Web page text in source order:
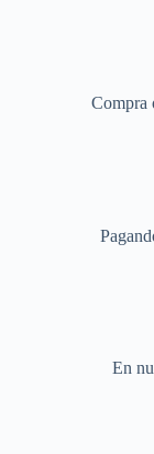
Compra
En